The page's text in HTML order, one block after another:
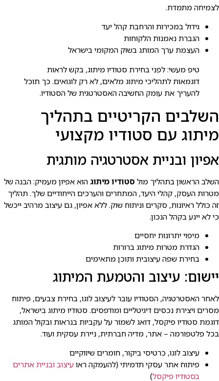
לצמיחה מתמדת.
גידול במכירות והרחבת קהל יעד
הגברת נאמנות הלקוחות
העצמת ערך המותג בשוק המקומי בישראל
טיפ מעשי: לפני בחירת סטודיו מיתוג, בקש לראות
דוגמאות לתהליכי מיתוג מלאים, לא רק לוגואים. כך תוכל
להעריך את עומק החשיבה האסטרטגית של הסטודיו.
השלבים הקריטיים בתהליך
מיתוג עם סטודיו מקצועי
אפיון ובניית אסטרטגיה מותגית
השלב הראשון בתהליך מול סטודיו מיתוג הוא אפיון מעמיק: הבנה של
מטרות העסק, קהלי היעד, המתחרים והערכים הייחודיים שלך. תהליך
זה כולל ראיונות, סקרים וניתוח שוק. ללא אפיון, גם עיצוב מרהיב ייכשל
כי לא ייגע בקהל הנכון.
מיפוי יתרונות יחסיים
הגדרת מטרות מיתוג ברורות
בחירת שפה עיצובית ותוכן מתאימים
יישום: עיצוב והטמעת המיתוג
לאחר האסטרטגיה, הסטודיו עובר לעיצוב לוגו, בחירת צבעים, פיתוח
מסרים ויצירת נכסים דיגיטליים ומודפסים. סטודיו מיתוג בישראל,
דוגמת סטודיו פיקסל, דואג לשמור על עקביות בנראות ובקול המותג
בכל פלטפורמה – אתר, מדיה חברתית, ניירת עסקית ועוד.
עיצוב לוגו, כרטיסי ביקור, חומרים שיווקיים
פיתוח אתר עסקי תדמיתי (להעמקה ראועיצוב ובניית אתרים
בסטודיו פיקסל)